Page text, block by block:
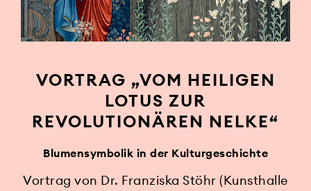
VORTRAG „VOM HEILIGEN
LOTUS ZUR
REVOLUTIONÄREN NELKE“
Blumensymbolik in der Kulturgeschichte
Vortrag von Dr. Franziska Stöhr (Kunsthalle